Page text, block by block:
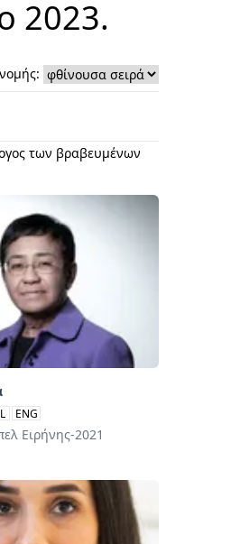
2023.
των βραβευμένων
ENG
Ειρήνης-2021